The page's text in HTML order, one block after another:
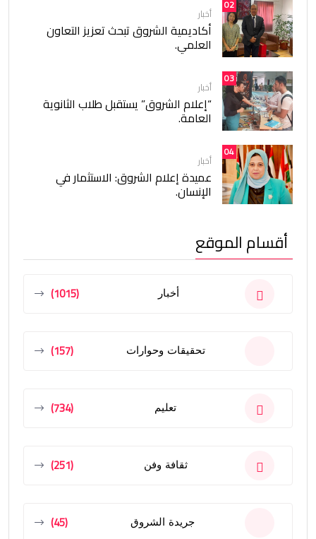
02
أخبار
أكاديمية الشروق تبحث تعزيز التعاون
العلمي.
03
أخبار
“إعلام الشروق” يستقبل طلاب الثانوية
العامة.
04
أخبار
عميدة إعلام الشروق: الاستثمار في
الإنسان.
أقسام الموقع
أخبار (1015)
تحقيقات وحوارات (157)
تعليم (734)
ثقافة وفن (251)
جريدة الشروق (45)